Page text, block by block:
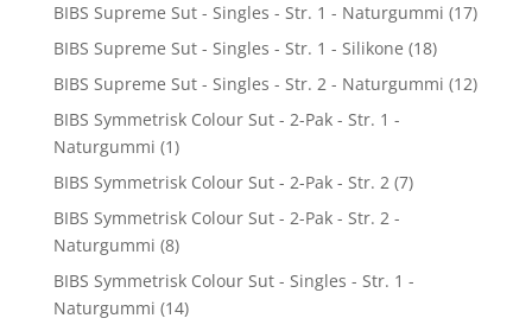
BIBS Supreme Sut - Singles - Str. 1 - Naturgummi (17)
BIBS Supreme Sut - Singles - Str. 1 - Silikone (18)
BIBS Supreme Sut - Singles - Str. 2 - Naturgummi (12)
BIBS Symmetrisk Colour Sut - 2-Pak - Str. 1 -
Naturgummi (1)
BIBS Symmetrisk Colour Sut - 2-Pak - Str. 2 (7)
BIBS Symmetrisk Colour Sut - 2-Pak - Str. 2 -
Naturgummi (8)
BIBS Symmetrisk Colour Sut - Singles - Str. 1 -
Naturgummi (14)